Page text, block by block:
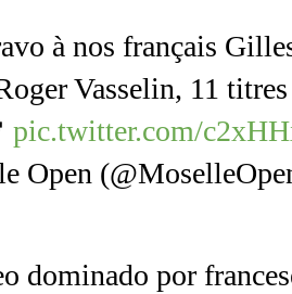
à nos français
Vasselin, 11
pic.twitter.com/
Open
dominado por